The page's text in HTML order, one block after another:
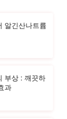
알긴산나트륨
부상 : 깨끗하
과